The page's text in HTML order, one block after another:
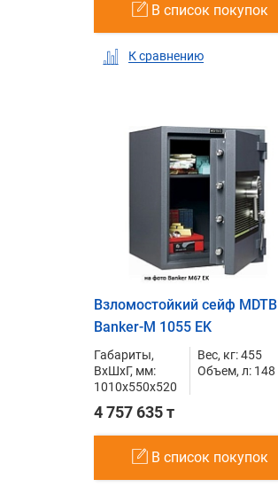
В список покупок
К сравнению
Взломостойкий сейф MDTB
Banker-M 1055 EK
Габариты,
ВxШxГ, мм:
1010x550x520
Вес, кг: 455
Объем, л: 148
4 757 635 т
В список покупок